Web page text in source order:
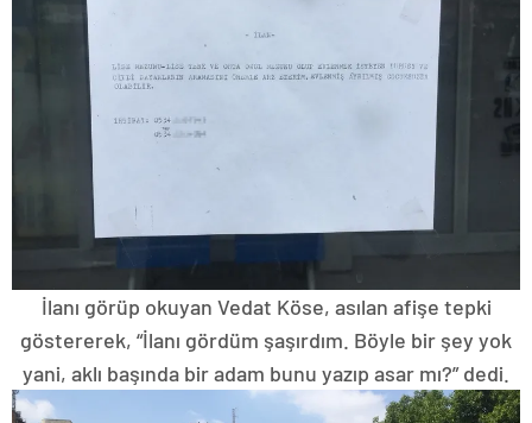
İlanı görüp okuyan Vedat Köse, asılan afişe tepki
göstererek, “İlanı gördüm şaşırdım. Böyle bir şey yok
yani, aklı başında bir adam bunu yazıp asar mı?” dedi.